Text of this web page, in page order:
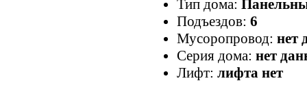
Тип дома:
Подъездов: 6
Мусоропровод: нет
Серия дома: нет
Лифт: лифта нет